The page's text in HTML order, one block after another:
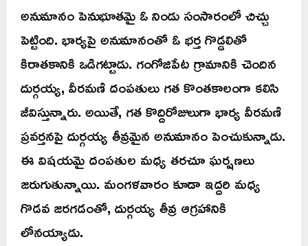
అనుమానం పెనుభూతమై ఓ నిండు సంసారంలో చిచ్చు
పెట్టింది. భార్యపై అనుమానంతో ఓ భర్త గొడ్డలితో
కిరాతకానికి ఒడిగట్టాడు. గంగోజిపేట గ్రామానికి చెందిన
దుర్గయ్య, వీరమణి దంపతులు గత కొంతకాలంగా కలిసి
జీవిస్తున్నారు. అయితే, గత కొద్దిరోజులుగా భార్య వీరమణి
ప్రవర్తనపై దుర్గయ్య తీవ్రమైన అనుమానం పెంచుకున్నాడు.
ఈ విషయమై దంపతుల మధ్య తరచూ ఘర్షణలు
జరుగుతున్నాయి. మంగళవారం కూడా ఇద్దరి మధ్య
గొడవ జరగడంతో, దుర్గయ్య తీవ్ర ఆగ్రహానికి
లోనయ్యాడు.